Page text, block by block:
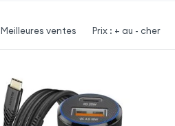
Meilleures ventes Prix : + au - cher